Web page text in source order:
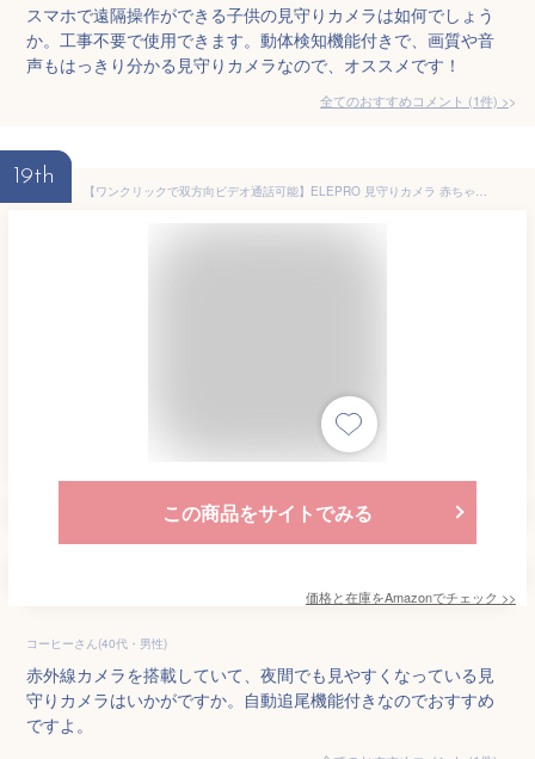
スマホで遠隔操作ができる子供の見守りカメラは如何でしょう
か。工事不要で使用できます。動体検知機能付きで、画質や音
声もはっきり分かる見守りカメラなので、オススメです！
全てのおすすめコメント (1件) >
19th
【ワンクリックで双方向ビデオ通話可能】ELEPRO 見守りカメラ 赤ちゃん 高齢者見守り ペット ベビーモニター スマホ対応 家族と共有可能 動体検知 自動追尾 室内用Wi-Fiカメラ 電源コード式 PSE取得 技適認証済み
この商品をサイトでみる
価格と在庫をAmazonでチェック >>
コーヒーさん(40代・男性)
赤外線カメラを搭載していて、夜間でも見やすくなっている見
守りカメラはいかがですか。自動追尾機能付きなのでおすすめ
ですよ。